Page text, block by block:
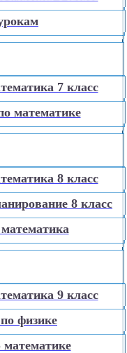
7 класс
математике
8 класс
8 класс
9 класс
физике